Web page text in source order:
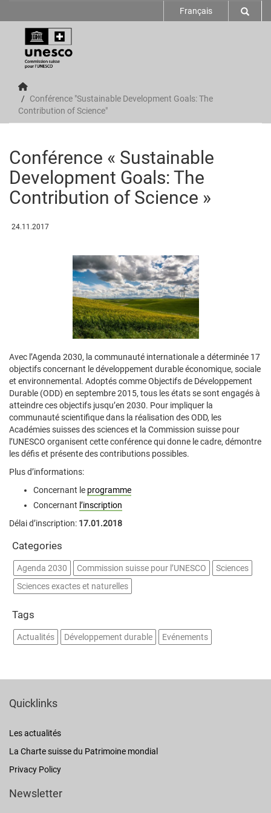
Français
Conférence "Sustainable Development Goals: The
Contribution of Science"
Conférence « Sustainable
Development Goals: The
Contribution of Science »
24.11.2017
Avec l’Agenda 2030, la communauté internationale a déterminée 17
objectifs concernant le développement durable économique, sociale
et environnemental. Adoptés comme Objectifs de Développement
Durable (ODD) en septembre 2015, tous les états se sont engagés à
atteindre ces objectifs jusqu’en 2030. Pour impliquer la
communauté scientifique dans la réalisation des ODD, les
Académies suisses des sciences et la Commission suisse pour
l’UNESCO organisent cette conférence qui donne le cadre, démontre
les défis et présente des contributions possibles.
Plus d’informations:
Concernant le programme
Concernant l’inscription
Délai d’inscription: 17.01.2018
Categories
Agenda 2030 Commission suisse pour l’UNESCO
Sciences
Sciences exactes et naturelles
Tags
Actualités Développement durable Evénements
Quicklinks
Les actualités
La Charte suisse du Patrimoine mondial
Privacy Policy
Newsletter